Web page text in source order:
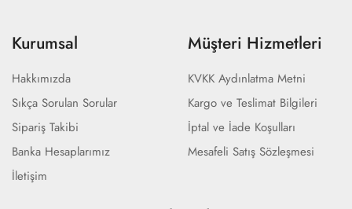
Kurumsal
Hakkımızda
Sıkça Sorulan Sorular
Sipariş Takibi
Banka Hesaplarımız
İletişim
Müşteri Hizmetleri
KVKK Aydınlatma Metni
Kargo ve Teslimat Bilgileri
İptal ve İade Koşulları
Mesafeli Satış Sözleşmesi